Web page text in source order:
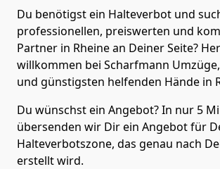
Du benötigst ein Halteverbot und
professionellen, preiswerten und
Partner in Rheine an Deiner Seite?
willkommen bei Scharfmann
und günstigsten helfenden Hände in
Du wünschst ein Angebot? In nur 5
übersenden wir Dir ein Angebot für
Halteverbotszone, das genau nach
erstellt wird.